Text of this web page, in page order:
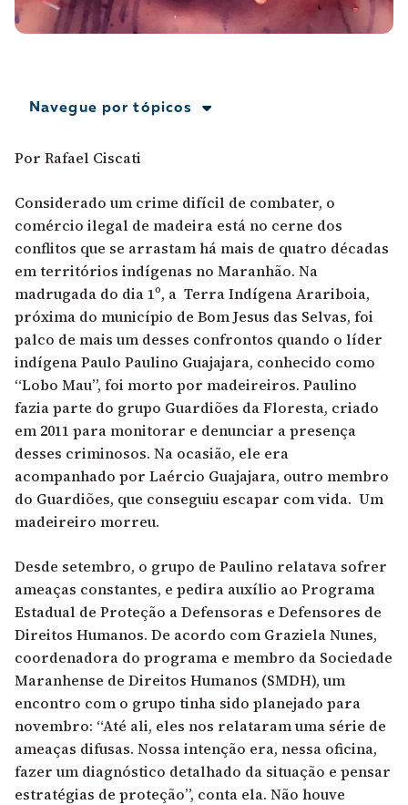
Navegue por tópicos
Por Rafael Ciscati
Considerado um crime difícil de combater, o
comércio ilegal de madeira está no cerne dos
conflitos que se arrastam há mais de quatro décadas
emterritórios indígenas no Maranhão. Na
madrugada do dia 1º, a Terra Indígena Arariboia,
próxima do município de Bom Jesus das Selvas, foi
palco de mais um desses confrontos quando o líder
indígena Paulo Paulino Guajajara, conhecido como
“Lobo Mau”, foi morto por madeireiros. Paulino
fazia parte do grupo Guardiões da Floresta, criado
em 2011 para monitorar e denunciar a presença
desses criminosos. Na ocasião, ele era
acompanhado por Laércio Guajajara, outro membro
do Guardiões, que conseguiu escapar com vida. Um
madeireiro morreu.
Desde setembro, o grupo de Paulino relatava sofrer
ameaças constantes, e pedira auxílio ao Programa
Estadual de Proteção a Defensoras e Defensores de
Direitos Humanos. De acordo com Graziela Nunes,
coordenadora do programa e membro da Sociedade
Maranhense de Direitos Humanos (SMDH), um
encontro com o grupo tinha sido planejado para
novembro: “Até ali, eles nos relataram uma série de
ameaças difusas. Nossa intenção era, nessa oficina,
fazer um diagnóstico detalhado da situação e pensar
estratégias de proteção”, conta ela. Não houve